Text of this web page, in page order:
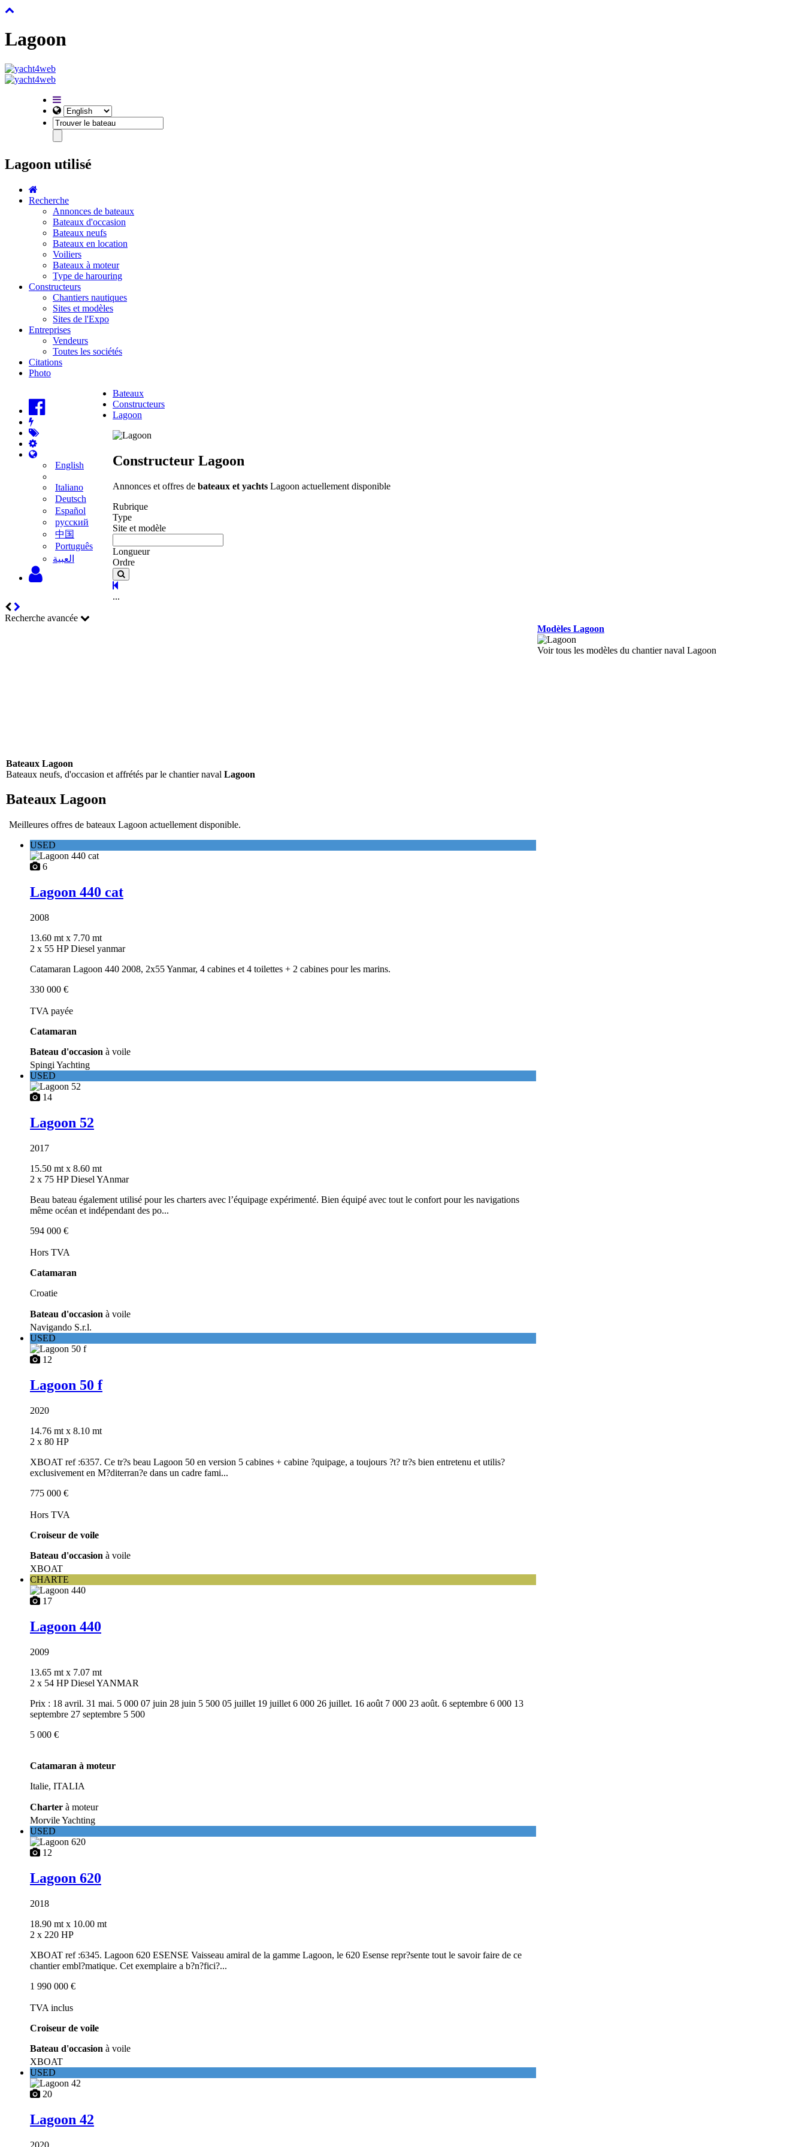
Lagoon
Lagoon utilisé
Recherche
Annonces de bateaux
Bateaux d'occasion
Bateaux neufs
Bateaux en location
Voiliers
Bateaux à moteur
Type de harouring
Constructeurs
Chantiers nautiques
Sites et modèles
Sites de l'Expo
Entreprises
Vendeurs
Toutes les sociétés
Citations
Photo
English
Italiano
Deutsch
Español
русский
中国
Português
‫العبية
Bateaux
Constructeurs
Lagoon
Constructeur Lagoon
Annonces et offres de bateaux et yachts Lagoon actuellement disponible
Rubrique
Type
Site et modèle
Longueur
Ordre
...
Recherche avancée
Bateaux Lagoon
Bateaux neufs, d'occasion et affrétés par le chantier naval Lagoon
Bateaux Lagoon
Meilleures offres de bateaux Lagoon actuellement disponible.
USED
6
Lagoon 440 cat
2008
13.60 mt x 7.70 mt
2 x 55 HP Diesel yanmar
Catamaran Lagoon 440 2008, 2x55 Yanmar, 4 cabines et 4 toilettes + 2 cabines pour les marins.
330 000 €
TVA payée
Catamaran
Bateau d'occasion à voile
Spingi Yachting
USED
14
Lagoon 52
2017
15.50 mt x 8.60 mt
2 x 75 HP Diesel YAnmar
Beau bateau également utilisé pour les charters avec l’équipage expérimenté. Bien équipé avec tout le confort pour les navigations
même océan et indépendant des po...
594 000 €
Hors TVA
Catamaran
Croatie
Bateau d'occasion à voile
Navigando S.r.l.
USED
12
Lagoon 50 f
2020
14.76 mt x 8.10 mt
2 x 80 HP
XBOAT ref :6357. Ce tr?s beau Lagoon 50 en version 5 cabines + cabine ?quipage, a toujours ?t? tr?s bien entretenu et utilis?
exclusivement en M?diterran?e dans un cadre fami...
775 000 €
Hors TVA
Croiseur de voile
Bateau d'occasion à voile
XBOAT
CHARTE
17
Lagoon 440
2009
13.65 mt x 7.07 mt
2 x 54 HP Diesel YANMAR
Prix : 18 avril. 31 mai. 5 000 07 juin 28 juin 5 500 05 juillet 19 juillet 6 000 26 juillet. 16 août 7 000 23 août. 6 septembre 6 000 13
septembre 27 septembre 5 500
5 000 €
Catamaran à moteur
Italie, ITALIA
Charter à moteur
Morvile Yachting
USED
12
Lagoon 620
2018
18.90 mt x 10.00 mt
2 x 220 HP
XBOAT ref :6345. Lagoon 620 ESENSE Vaisseau amiral de la gamme Lagoon, le 620 Esense repr?sente tout le savoir faire de ce
chantier embl?matique. Cet exemplaire a b?n?fici?...
1 990 000 €
TVA inclus
Croiseur de voile
Bateau d'occasion à voile
XBOAT
USED
20
Lagoon 42
2020
Modèles Lagoon
Voir tous les modèles du chantier naval Lagoon